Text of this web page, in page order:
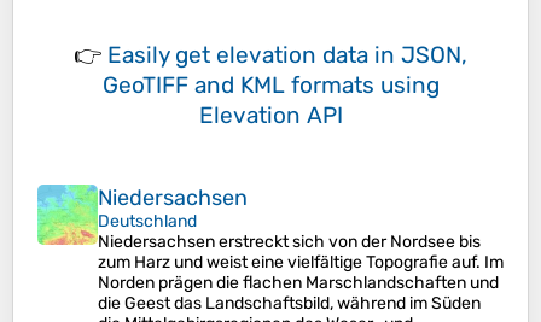
👉 Easily get elevation data in JSON,
GeoTIFF and KML formats using
Elevation API
Niedersachsen
Deutschland
Niedersachsen erstreckt sich von der Nordsee bis
zum Harz und weist eine vielfältige Topografie auf. Im
Norden prägen die flachen Marschlandschaften und
die Geest das Landschaftsbild, während im Süden